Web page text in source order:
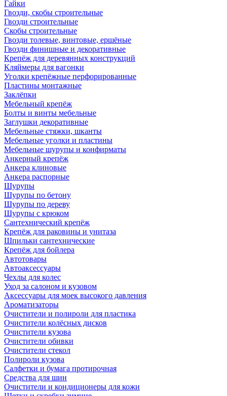
Гайки
Гвозди, скобы строительные
Гвозди строительные
Скобы строительные
Гвозди толевые, винтовые, ершёные
Гвозди финишные и декоративные
Крепёж для деревянных конструкций
Кляймеры для вагонки
Уголки крепёжные перфорированные
Пластины монтажные
Заклёпки
Мебельный крепёж
Болты и винты мебельные
Заглушки декоративные
Мебельные стяжки, шканты
Мебельные уголки и пластины
Мебельные шурупы и конфирматы
Анкерный крепёж
Анкера клиновые
Анкера распорные
Шурупы
Шурупы по бетону
Шурупы по дереву
Шурупы с крюком
Сантехнический крепёж
Крепёж для раковины и унитаза
Шпильки сантехнические
Крепёж для бойлера
Автотовары
Автоаксессуары
Чехлы для колес
Уход за салоном и кузовом
Аксессуары для моек высокого давления
Ароматизаторы
Очистители и полироли для пластика
Очистители колёсных дисков
Очистители кузова
Очистители обивки
Очистители стекол
Полироли кузова
Салфетки и бумага протирочная
Средства для шин
Очистители и кондиционеры для кожи